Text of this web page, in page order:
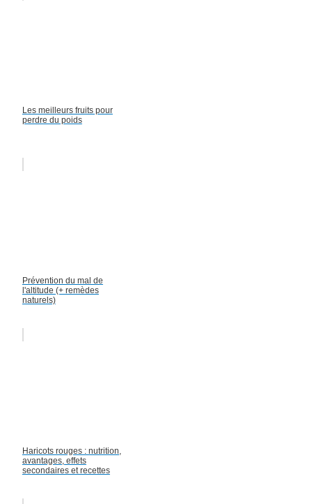
Les meilleurs fruits pour
perdre du poids
Prévention du mal de
l'altitude (+ remèdes
naturels)
Haricots rouges : nutrition,
avantages, effets
secondaires et recettes